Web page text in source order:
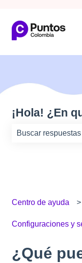
¡Hola! ¿En
No hay
Centro de ayuda
Configuraciones y
¿Qué